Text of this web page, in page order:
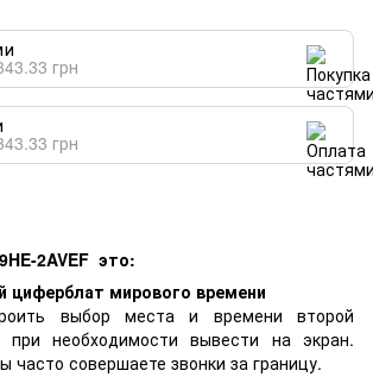
грн
грн
2AVEF это:
циферблат мирового времени
выбор места и времени второй
необходимости вывести на экран.
часто совершаете звонки за границу.